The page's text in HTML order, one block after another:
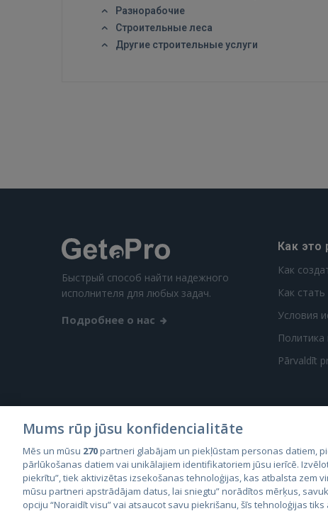
Разнорабочие
Строительные леса
Другие строительные услуги
Быстрый способ найти надежного
исполнителя для любых задач.
Подробнее о нас
Как это
Как
Как
Условия
Pārvaldīt
Mums rūp jūsu konfidencialitāte
Mēs un mūsu 270partneri glabājam un piekļūstam personas datiem,
pārlūkošanas datiem vai unikālajiem identifikatoriem jūsu ierīcē.
piekrītu”, tiek aktivizētas izsekošanas tehnoloģijas, kas atbalsta zem
mūsu partneri apstrādājam datus, lai sniegtu” norādītos mērķus,
opciju “Noraidīt visu” vai atsaucot savu piekrišanu, šīs tehnoloģijas tiks